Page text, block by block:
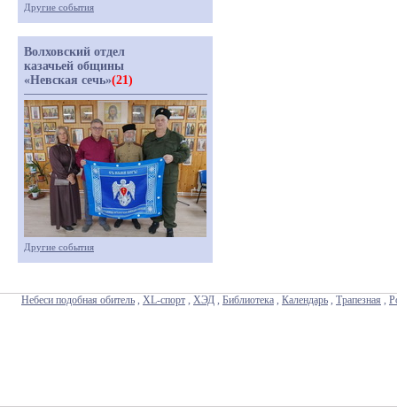
Другие события
Волховский отдел
казачьей общины
«Невская сечь»(21)
Другие события
Небеси подобная обитель , XL-спорт , ХЭД , Библиотека , Календарь , Трапезная ,